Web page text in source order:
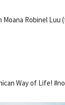
Moana Robinel
Way of Life!